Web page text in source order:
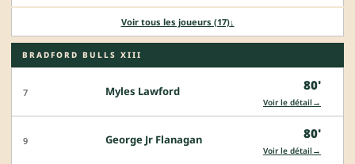
Voir tous les joueurs (17)↓
BRADFORD BULLS XIII
7 Myles Lawford 80'
Voir le détail →
9 George Jr Flanagan 80'
Voir le détail →